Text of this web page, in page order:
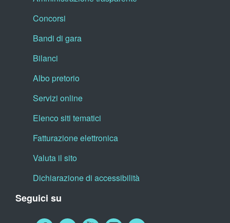
Concorsi
Bandi di gara
Bilanci
Albo pretorio
Servizi online
Elenco siti tematici
Fatturazione elettronica
Valuta il sito
Dichiarazione di accessibilità
Seguici su